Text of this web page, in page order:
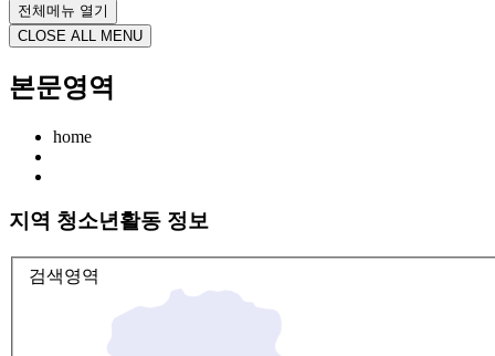
전체메뉴 열기
CLOSE ALL MENU
본문영역
home
지역 청소년활동 정보
검색영역